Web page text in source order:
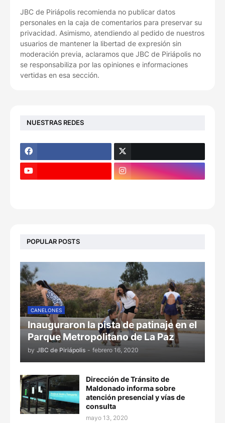
JBC de Piriápolis recomienda no publicar datos
personales en la caja de comentarios para preservar su
privacidad. Asimismo, atendiendo al pedido de nuestros
usuarios de mantener la libertad de expresión sin
moderación previa, aclaramos que JBC de Piriápolis no
se responsabiliza por las opiniones e informaciones
vertidas en esa sección.
NUESTRAS REDES
POPULAR POSTS
CANELONES
Inauguraron la pista de patinaje en el
Parque Metropolitano de La Paz
by JBC de Piriápolis - febrero 16, 2020
Dirección de Tránsito de
Maldonado informa sobre
atención presencial y vías de
consulta
mayo 13, 2020